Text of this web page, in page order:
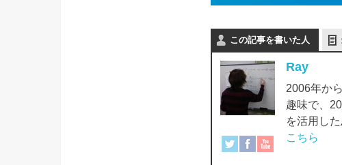
この記事を書いた人
Ray
2006年か
趣味で、
を活用し
こちら